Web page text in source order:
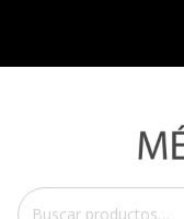
Buscar